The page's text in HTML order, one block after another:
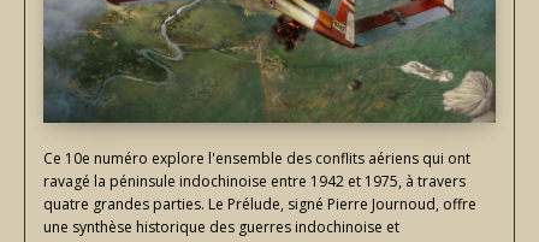
Ce 10e numéro explore l'ensemble des conflits aériens qui ont
ravagé la péninsule indochinoise entre 1942 et 1975, à travers
quatre grandes parties. Le Prélude, signé Pierre Journoud, offre
une synthèse historique des guerres indochinoise et